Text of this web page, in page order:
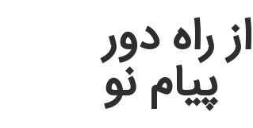
راه دور
پیام نو